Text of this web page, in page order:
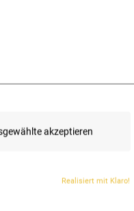
schwächstes Glied.
IT perfekt aufeinander
KMU oder
ebenso wie für
und finden
akzeptieren
Realisiert mit Klaro!